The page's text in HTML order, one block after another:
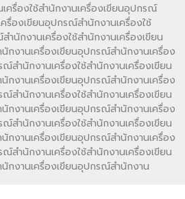
ครื่องใช้สำนักงานเครื่องเขียนอุปกรณ์
รื่องเขียนอุปกรณ์สำนักงานเครื่องใช้
นักงานเครื่องใช้สำนักงานเครื่องเขียน
กงานเครื่องเขียนอุปกรณ์สำนักงานเครื่อง
สำนักงานเครื่องใช้สำนักงานเครื่องเขียน
กงานเครื่องเขียนอุปกรณ์สำนักงานเครื่อง
สำนักงานเครื่องใช้สำนักงานเครื่องเขียน
กงานเครื่องเขียนอุปกรณ์สำนักงานเครื่อง
สำนักงานเครื่องใช้สำนักงานเครื่องเขียน
กงานเครื่องเขียนอุปกรณ์สำนักงานเครื่อง
สำนักงานเครื่องใช้สำนักงานเครื่องเขียน
กงานเครื่องเขียนอุปกรณ์สำนักงาน